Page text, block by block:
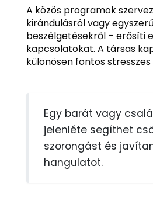
A közös programok
kirándulásról vagy egyszerű
beszélgetésekről – erősíti
kapcsolatokat. A társas
különösen fontos
Egy barát vagy
jelenléte segíthet
szorongást és
hangulatot.